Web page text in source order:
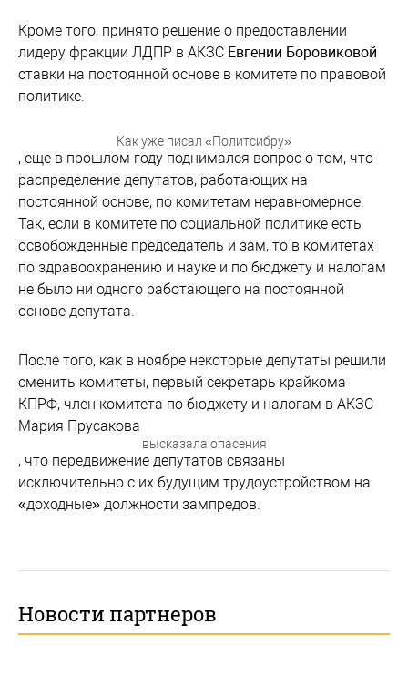
Кроме того, принято решение о предоставлении
лидеру фракции ЛДПР в АКЗС Евгении Боровиковой
ставки на постоянной основе в комитете по правовой
политике.
Как уже писал «Политсибру»
, еще в прошлом году поднимался вопрос о том, что
распределение депутатов, работающих на
постоянной основе, по комитетам неравномерное.
Так, если в комитете по социальной политике есть
освобожденные председатель и зам, то в комитетах
по здравоохранению и науке и по бюджету и налогам
не было ни одного работающего на постоянной
основе депутата.
После того, как в ноябре некоторые депутаты решили
сменить комитеты, первый секретарь крайкома
КПРФ, член комитета по бюджету и налогам в АКЗС
Мария Прусакова
высказала опасения
, что передвижение депутатов связаны
исключительно с их будущим трудоустройством на
«доходные» должности зампредов.
Новости партнеров